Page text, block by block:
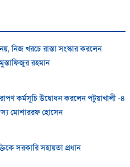
নিজ খরচে রাস্তা সংস্কার করলেন
রহমান
কর্মসূচি উদ্বোধন করলেন পটুয়াখালী -৪
মোশাররফ হোসেন
সরকারি সহায়তা প্রধান